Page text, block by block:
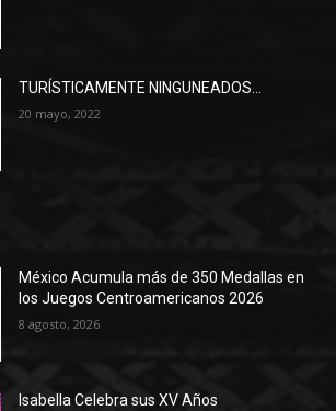
TURÍSTICAMENTE NINGUNEADOS…
20 mayo, 2022
México Acumula más de 350 Medallas en
los Juegos Centroamericanos 2026
8 agosto, 2026
Isabella Celebra sus XV Años